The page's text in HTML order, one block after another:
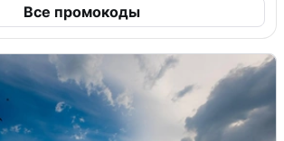
Все промокоды